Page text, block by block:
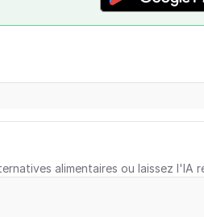
alimentaires ou laissez l'IA